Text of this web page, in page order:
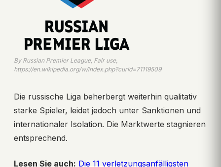
By Russian Premier League, Fair use,
https://en.wikipedia.org/w/index.php?curid=71119509
Die russische Liga beherbergt weiterhin qualitativ
starke Spieler, leidet jedoch unter Sanktionen und
internationaler Isolation. Die Marktwerte stagnieren
entsprechend.
Lesen Sie auch: Die 11 verletzungsanfälligsten